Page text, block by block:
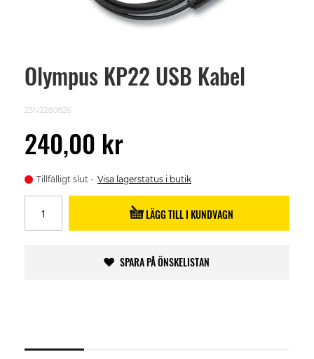
Olympus KP22 USB Kabel
23N2280826
240,00 kr
Tillfälligt slut Visa lagerstatus i butik
LÄGG TILL I KUNDVAGN
SPARA PÅ ÖNSKELISTAN
Skip
images
gallery